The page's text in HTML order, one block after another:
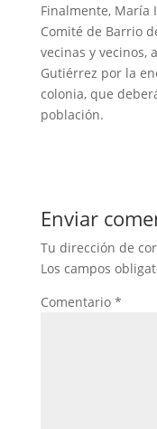
Finalmente, María
Comité de Barrio
vecinas y vecinos,
Gutiérrez por la
colonia, que
población.
Enviar
Tu dirección de
Los campos
Comentario *